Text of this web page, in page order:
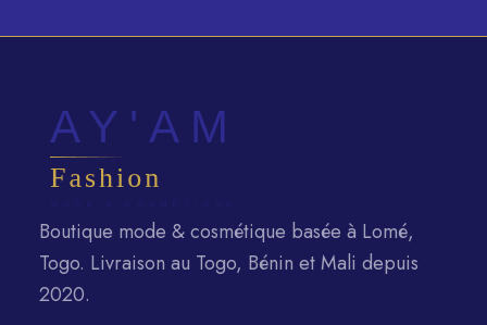
Boutique mode & cosmétique basée à Lomé,
Togo. Livraison au Togo, Bénin et Mali depuis
2020.